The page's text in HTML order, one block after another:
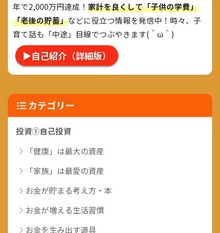
年で2,000万円達成！ 家計を良くして「子供の学費」
「老後の貯蓄」などに役立つ情報を発信中！時々、子
育て話も「中途」目線でつぶやきます(＾ω＾)
▶自己紹介（詳細版）
カテゴリー
投資①自己投資
「健康」は最大の資産
「家族」は最愛の資産
お金が貯まる考え方・本
お金が増える生活習慣
お金を生み出す道具